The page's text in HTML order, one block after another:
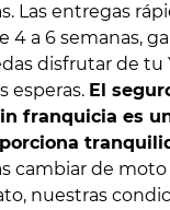
Las entregas
4 a 6 semanas,
disfrutar de tu
esperas. El
franquicia es
cambiar de moto
nuestras